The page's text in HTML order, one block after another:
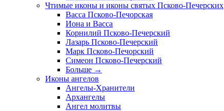
Чтимые иконы и иконы святых Псково-Печерских
Васса Псково-Печорская
Иона и Васса
Корнилий Псково-Печерский
Лазарь Псково-Печерский
Марк Псково-Печорский
Симеон Псково-Печерский
Больше →
Иконы ангелов
Ангелы-Хранители
Архангелы
Ангел молитвы